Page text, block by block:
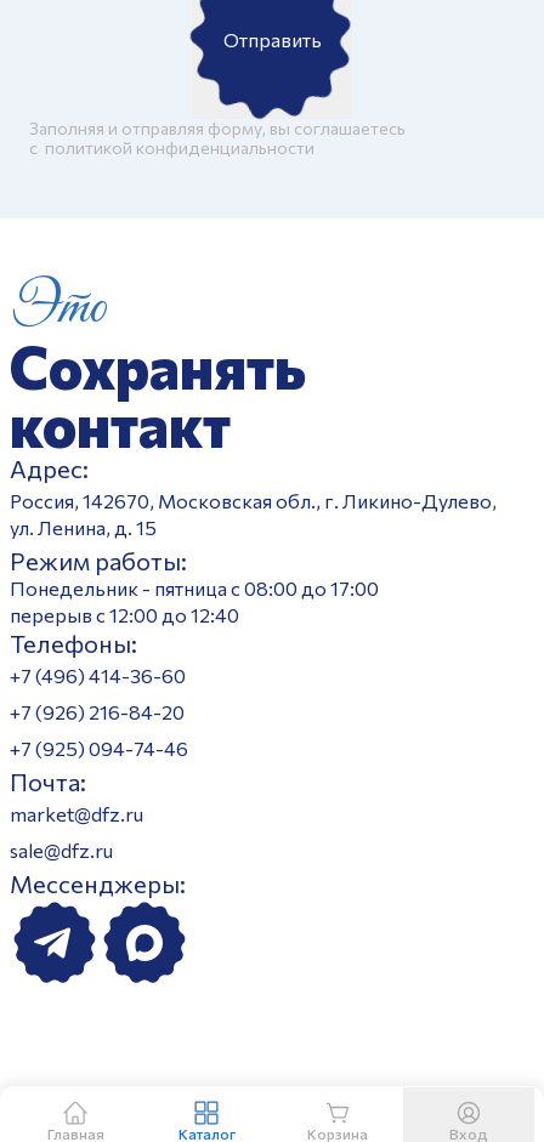
Отправить
Заполняя и отправляя форму, вы соглашаетесь
c политикой конфиденциальности
Это
Сохранять
контакт
Адрес:
Россия, 142670, Московская обл., г. Ликино-Дулево,
ул. Ленина, д. 15
Режим работы:
Понедельник - пятница с 08:00 до 17:00
перерыв с 12:00 до 12:40
Телефоны:
+7 (496) 414-36-60
+7 (926) 216-84-20
+7 (925) 094-74-46
Почта:
market@dfz.ru
sale@dfz.ru
Мессенджеры:
Главная Каталог Корзина Вход